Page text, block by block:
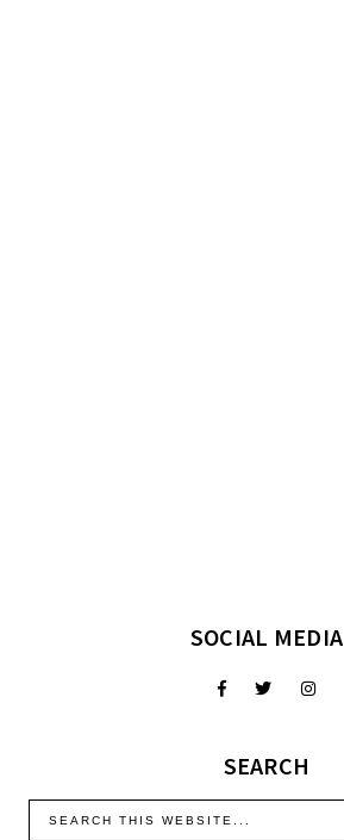
SOCIAL MEDIA
SEARCH